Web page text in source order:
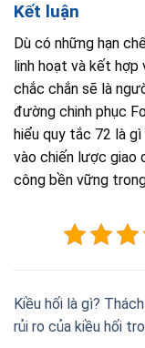
Kết luận
Dù có những hạn
linh hoạt và kết
chắc chắn sẽ là
đường chinh phục
hiểu quy tắc 72 là
vào chiến lược giao
công bền vững
Kiều hối là gì?
rủi ro của kiều hối